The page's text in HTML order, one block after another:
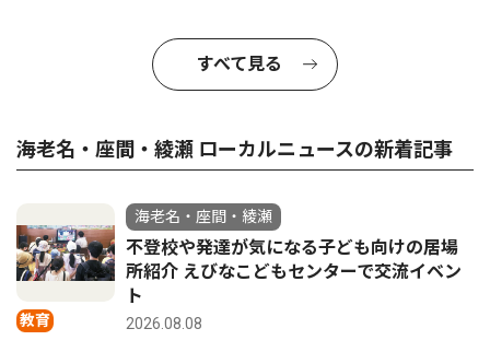
すべて見る
海老名・座間・綾瀬 ローカルニュースの新着記事
教育
海老名・座間・綾瀬
不登校や発達が気になる子ども向けの居場
所紹介 えびなこどもセンターで交流イベン
ト
2026.08.08